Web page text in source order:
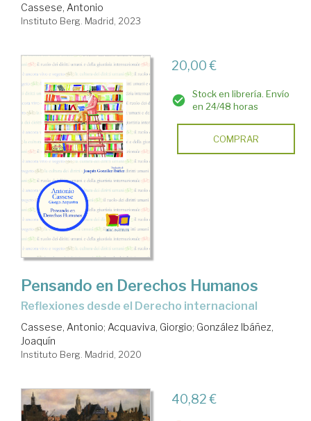
Cassese, Antonio
Instituto Berg. Madrid, 2023
20,00 €
Stock en librería. Envío
en 24/48 horas
COMPRAR
Pensando en Derechos Humanos
reflexiones desde el Derecho internacional
Cassese, Antonio; Acquaviva, Giorgio; González Ibáñez,
Joaquín
Instituto Berg. Madrid, 2020
40,82 €